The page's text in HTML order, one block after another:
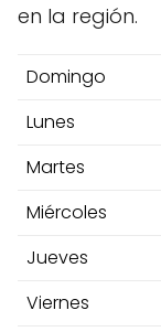
en la región.
Domingo
Lunes
Martes
Miércoles
Jueves
Viernes